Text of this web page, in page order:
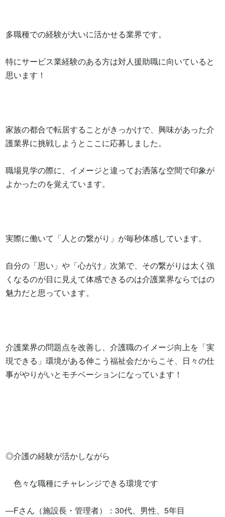
多職種での経験が大いに活かせる業界です。
特にサービス業経験のある方は対人援助職に向いていると
思います！
家族の都合で転居することがきっかけで、興味があった介
護業界に挑戦しようとここに応募しました。
職場見学の際に、イメージと違ってお洒落な空間で印象が
よかったのを覚えています。
実際に働いて「人との繋がり」が毎秒体感しています。
自分の「思い」や「心がけ」次第で、その繋がりは太く強
くなるのが目に見えて体感できるのは介護業界ならではの
魅力だと思っています。
介護業界の問題点を改善し、介護職のイメージ向上を「実
現できる」環境がある伸こう福祉会だからこそ、日々の仕
事がやりがいとモチベーションになっています！
◎介護の経験が活かしながら
色々な職種にチャレンジできる環境です
―Fさん（施設長・管理者）：30代、男性、5年目